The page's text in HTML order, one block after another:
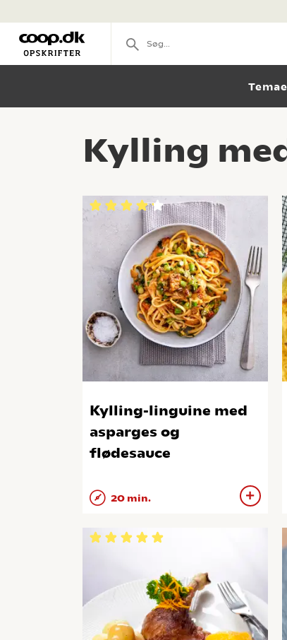
Kylling
Kylling-linguine med
asparges og
flødesauce
20 min.